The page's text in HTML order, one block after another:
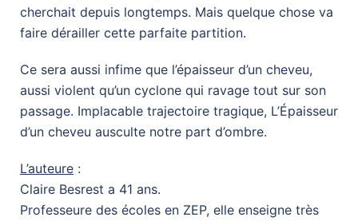
cherchait depuis longtemps. Mais quelque chose va
faire dérailler cette parfaite partition.
Ce sera aussi infime que l’épaisseur d’un cheveu,
aussi violent qu’un cyclone qui ravage tout sur son
passage. Implacable trajectoire tragique, L’Épaisseur
d’un cheveu ausculte notre part d’ombre.
L’auteure :
Claire Besrest a 41 ans.
Professeure des écoles en ZEP, elle enseigne très